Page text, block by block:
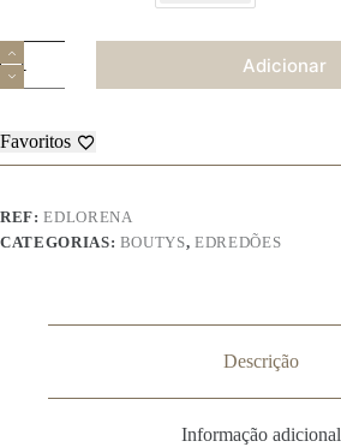
Quantidade
de
Bouty
Cardin
–
Lorena
Adicionar
Favoritos
REF:EDLORENA
CATEGORIAS: BOUTYS,EDREDÕES
Descrição
Informação adicional